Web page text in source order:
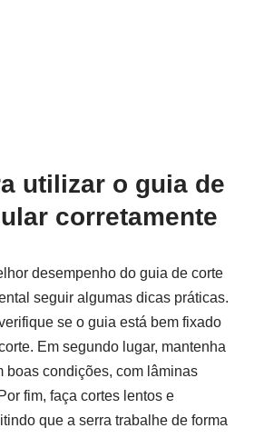
utilizar o guia de
corretamente
desempenho do guia de corte
seguir algumas dicas práticas.
se o guia está bem fixado
Em segundo lugar, mantenha
boas condições, com lâminas
fim, faça cortes lentos e
que a serra trabalhe de forma